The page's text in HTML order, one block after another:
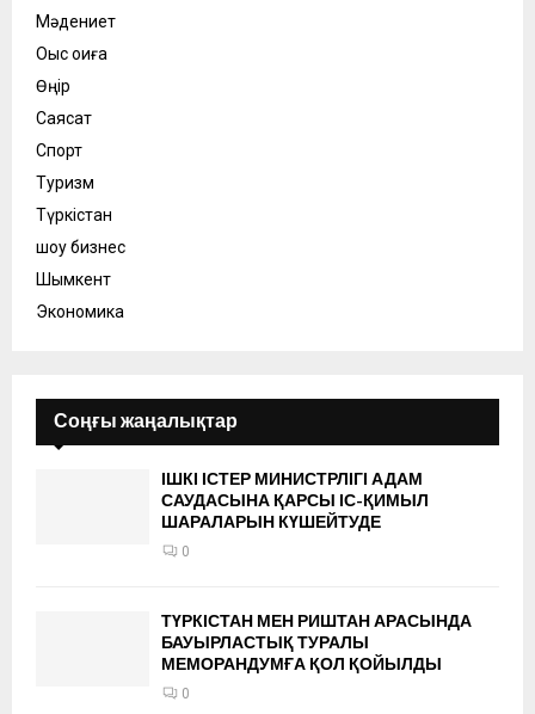
Мәдениет
Оқыс оқиға
Өңір
Саясат
Спорт
Туризм
Түркістан
шоу бизнес
Шымкент
Экономика
Соңғы жаңалықтар
ІШКІ ІСТЕР МИНИСТРЛІГІ АДАМ
САУДАСЫНА ҚАРСЫ ІС-ҚИМЫЛ
ШАРАЛАРЫН КҮШЕЙТУДЕ
0
ТҮРКІСТАН МЕН РИШТАН АРАСЫНДА
БАУЫРЛАСТЫҚ ТУРАЛЫ
МЕМОРАНДУМҒА ҚОЛ ҚОЙЫЛДЫ
0